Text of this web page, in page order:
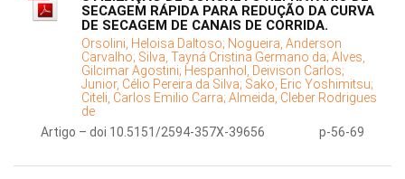
SECAGEM RÁPIDA PARA REDUÇÃO DA CURVA
DE SECAGEM DE CANAIS DE CORRIDA.
Orsolini, Heloisa Daltoso; Nogueira, Anderson
Carvalho; Silva, Tayná Cristina Germano da; Alves,
Gilcimar Agostini; Hespanhol, Deivison Carlos;
Junior, Célio Pereira da Silva; Sako, Eric Yoshimitsu;
Citeli, Carlos Emilio Carra; Almeida, Cleber Rodrigues
de
Artigo – doi 10.5151/2594-357X-39656
p-56-69